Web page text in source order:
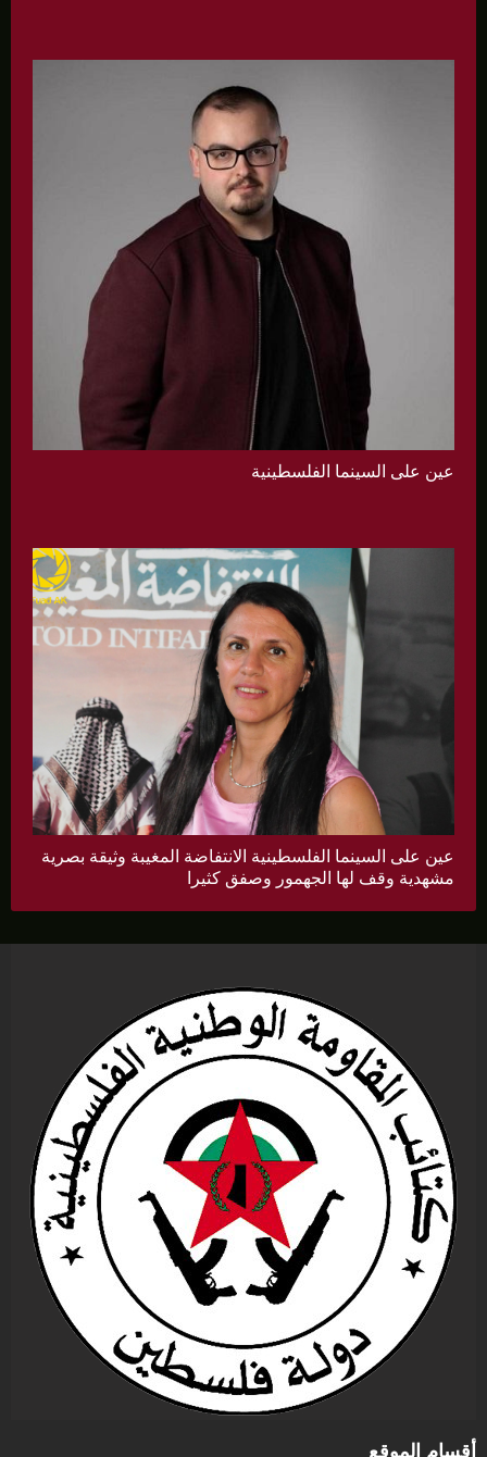
عين على السينما الفلسطينية
عين على السينما الفلسطينية الانتفاضة المغيبة وثيقة بصرية
مشهدية وقف لها الجهمور وصفق كثيرا
أقسام الموقع